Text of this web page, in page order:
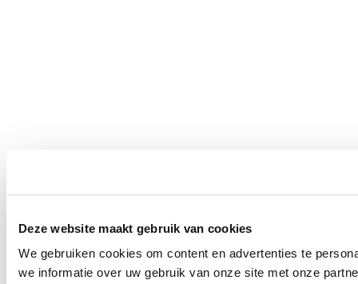
Deze website maakt gebruik van cookies
We gebruiken cookies om content en advertenties te
we informatie over uw gebruik van onze site met onze